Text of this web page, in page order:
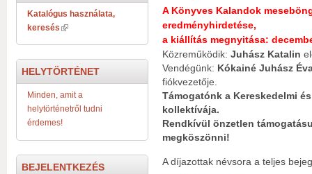
A Könyves Kalandok
eredményhirdetése,
a kiállítás megnyitása:
Közreműködik: Juhász Katalin
Vendégünk: Kókainé Juhász
fiókvezetője.
Támogatónk a Kereskedelmi
kollektívája.
Rendkívül önzetlen
megköszönni!
A díjazottak névsora a teljes
Katalógus használata,
keresés
HELYTÖRTÉNET
Minden, amit a
helytörténetről tudni
érdemes!
BEJELENTKEZÉS